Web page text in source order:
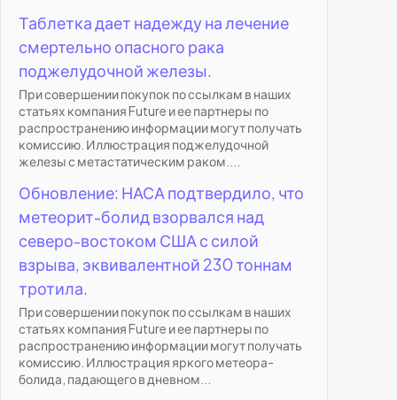
Таблетка дает надежду на лечение
смертельно опасного рака
поджелудочной железы.
При совершении покупок по ссылкам в наших
статьях компания Future и ее партнеры по
распространению информации могут получать
комиссию. Иллюстрация поджелудочной
железы с метастатическим раком....
Обновление: НАСА подтвердило, что
метеорит-болид взорвался над
северо-востоком США с силой
взрыва, эквивалентной 230 тоннам
тротила.
При совершении покупок по ссылкам в наших
статьях компания Future и ее партнеры по
распространению информации могут получать
комиссию. Иллюстрация яркого метеора-
болида, падающего в дневном...